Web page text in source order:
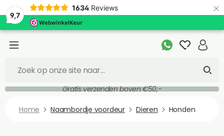
9,7
1634 Reviews ×
Gratis verzenden boven €50,-
Home Naambordje voordeur Dieren Honden